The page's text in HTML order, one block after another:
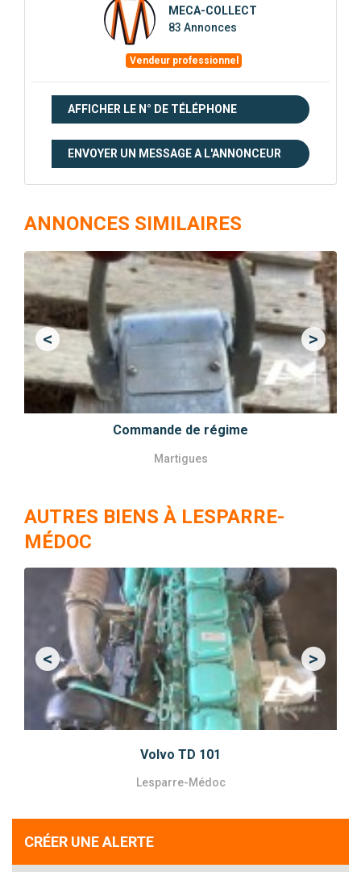
MECA-COLLECT
83 Annonces
Vendeur professionnel
AFFICHER LE N° DE TÉLÉPHONE
ENVOYER UN MESSAGE A L'ANNONCEUR
ANNONCES SIMILAIRES
Commande de régime
Martigues
<Previous >Next
AUTRES BIENS À LESPARRE-
MÉDOC
Volvo TD 101
Lesparre-Médoc
<Previous >Next
CRÉER UNE ALERTE